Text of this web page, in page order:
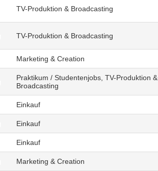
TV-Produktion & Broadcasting
TV-Produktion & Broadcasting
Marketing & Creation
Praktikum / Studentenjobs, TV-Produktion &
Broadcasting
Einkauf
Einkauf
Einkauf
Marketing & Creation